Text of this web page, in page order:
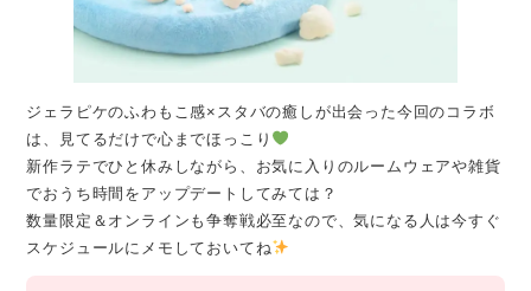
ジェラピケのふわもこ感×スタバの癒しが出会った今回のコラボ
は、見てるだけで心までほっこり
新作ラテでひと休みしながら、お気に入りのルームウェアや雑貨
でおうち時間をアップデートしてみては？
数量限定＆オンラインも争奪戦必至なので、気になる人は今すぐ
スケジュールにメモしておいてね